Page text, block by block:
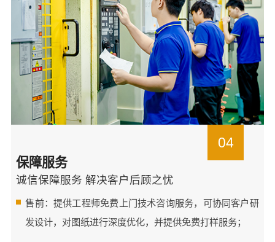
04
保障服务
诚信保障服务 解决客户后顾之忧
售前：提供工程师免费上门技术咨询服务，可协同客户研
发设计，对图纸进行深度优化，并提供免费打样服务；